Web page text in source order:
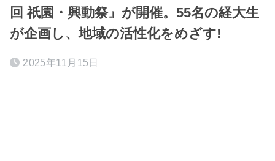
回 祇園・興動祭』が開催。55名の経大生
が企画し、地域の活性化をめざす!
2025年11月15日